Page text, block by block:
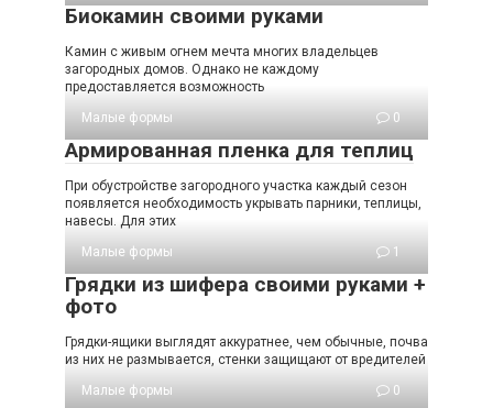
Биокамин своими руками
Камин с живым огнем мечта многих владельцев
загородных домов. Однако не каждому
предоставляется возможность
Малые формы
0
Армированная пленка для теплиц
При обустройстве загородного участка каждый сезон
появляется необходимость укрывать парники, теплицы,
навесы. Для этих
Малые формы
1
Грядки из шифера своими руками +
фото
Грядки-ящики выглядят аккуратнее, чем обычные, почва
из них не размывается, стенки защищают от вредителей
Малые формы
0